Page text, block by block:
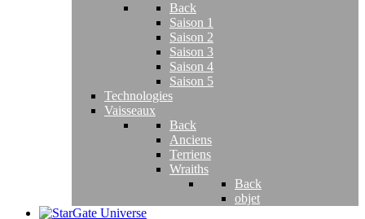
Back
Saison 1
Saison 2
Saison 3
Saison 4
Saison 5
Technologies
Vaisseaux
Back
Anciens
Terriens
Wraiths
Back
objet